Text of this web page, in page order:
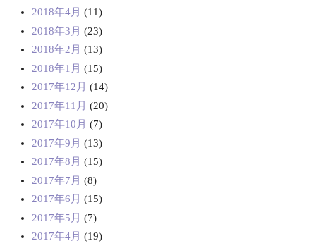
2018年4月 (11)
2018年3月 (23)
2018年2月 (13)
2018年1月 (15)
2017年12月 (14)
2017年11月 (20)
2017年10月 (7)
2017年9月 (13)
2017年8月 (15)
2017年7月 (8)
2017年6月 (15)
2017年5月 (7)
2017年4月 (19)